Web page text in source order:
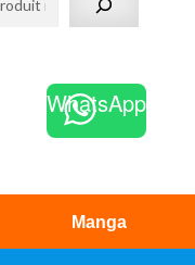
WhatsApp
Manga